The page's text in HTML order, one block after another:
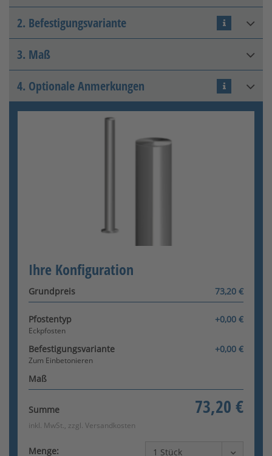
Eckpfosten
Endpfosten
2. Befestigungsvariante
3. Maß
Pfostenhöhe:
Zulässiger Bereich: 400 - 2000
4. Optionale Anmerkungen
Ihre Konfiguration
Grundpreis 73,20 €
Pfostentyp +0,00 €
Eckpfosten
Befestigungsvariante +0,00 €
Zum Einbetonieren
Maß
Summe 73,20 €
inkl. MwSt., zzgl. Versandkosten
Menge: